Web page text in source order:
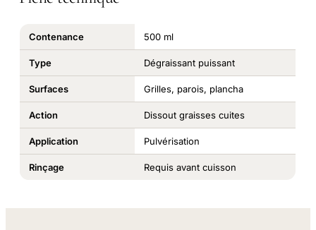
Contenance 500 ml
Type Dégraissant puissant
Surfaces Grilles, parois, plancha
Action Dissout graisses cuites
Application Pulvérisation
Rinçage Requis avant cuisson